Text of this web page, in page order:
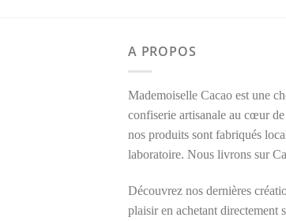
A PROPOS
Mademoiselle Cacao est une
confiserie artisanale au cœur
nos produits sont fabriqués
laboratoire. Nous livrons sur
Découvrez nos dernières
plaisir en achetant directement